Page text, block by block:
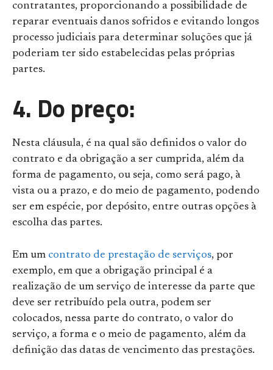
contratantes, proporcionando a possibilidade de
reparar eventuais danos sofridos e evitando longos
processo judiciais para determinar soluções que já
poderiam ter sido estabelecidas pelas próprias
partes.
4. Do preço:
Nesta cláusula, é na qual são definidos o valor do
contrato e da obrigação a ser cumprida, além da
forma de pagamento, ou seja, como será pago, à
vista ou a prazo, e do meio de pagamento, podendo
ser em espécie, por depósito, entre outras opções à
escolha das partes.
Em um contrato de prestação de serviços, por
exemplo, em que a obrigação principal é a
realização de um serviço de interesse da parte que
deve ser retribuído pela outra, podem ser
colocados, nessa parte do contrato, o valor do
serviço, a forma e o meio de pagamento, além da
definição das datas de vencimento das prestações.